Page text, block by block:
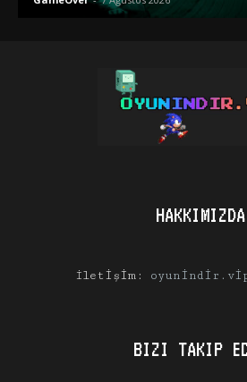
HAKKIMIZDA
İletişim:
BIZI TAKIP